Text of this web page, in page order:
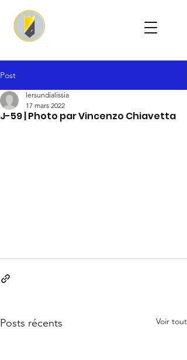
Post
J-59 | Photo par Vincenzo Chiavetta
lersundialissia
17 mars 2022
Posts récents Voir tout